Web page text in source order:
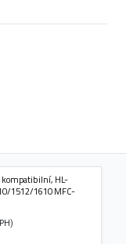
kompatibilní, HL-
1512/1610 MFC-